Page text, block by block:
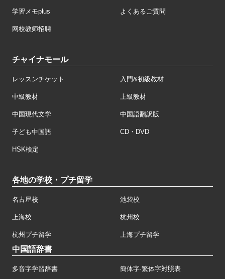
学習メモplus よくあるご質問
网校教师招聘
チャイナモール
レッスンチケット 入門&初級教材
中級教材 上級教材
中国現代文学 中国語翻訳版
子ども中国語 CD・DVD
HSK検定
各地の学校・プチ留学
名古屋校 池袋校
上海校 杭州校
杭州プチ留学 上海プチ留学
中国語辞書
多音字学習辞書 簡体字·繁体字対照表